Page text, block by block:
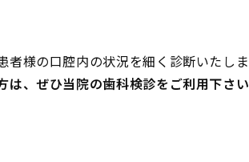
様の口腔内の状況を細く診断いたしま
、ぜひ当院の歯科検診をご利用下さい